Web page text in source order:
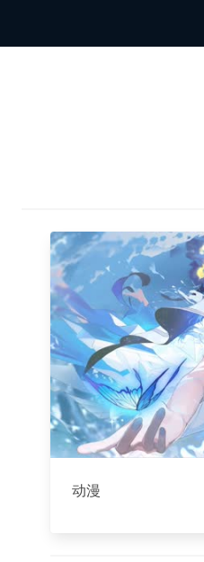
动漫